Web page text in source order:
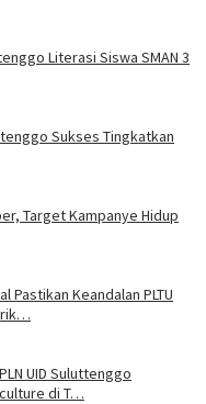
Literasi Siswa SMAN 3
Sukses Tingkatkan
Target Kampanye Hidup
Pastikan Keandalan PLTU
UID Suluttenggo
di T…